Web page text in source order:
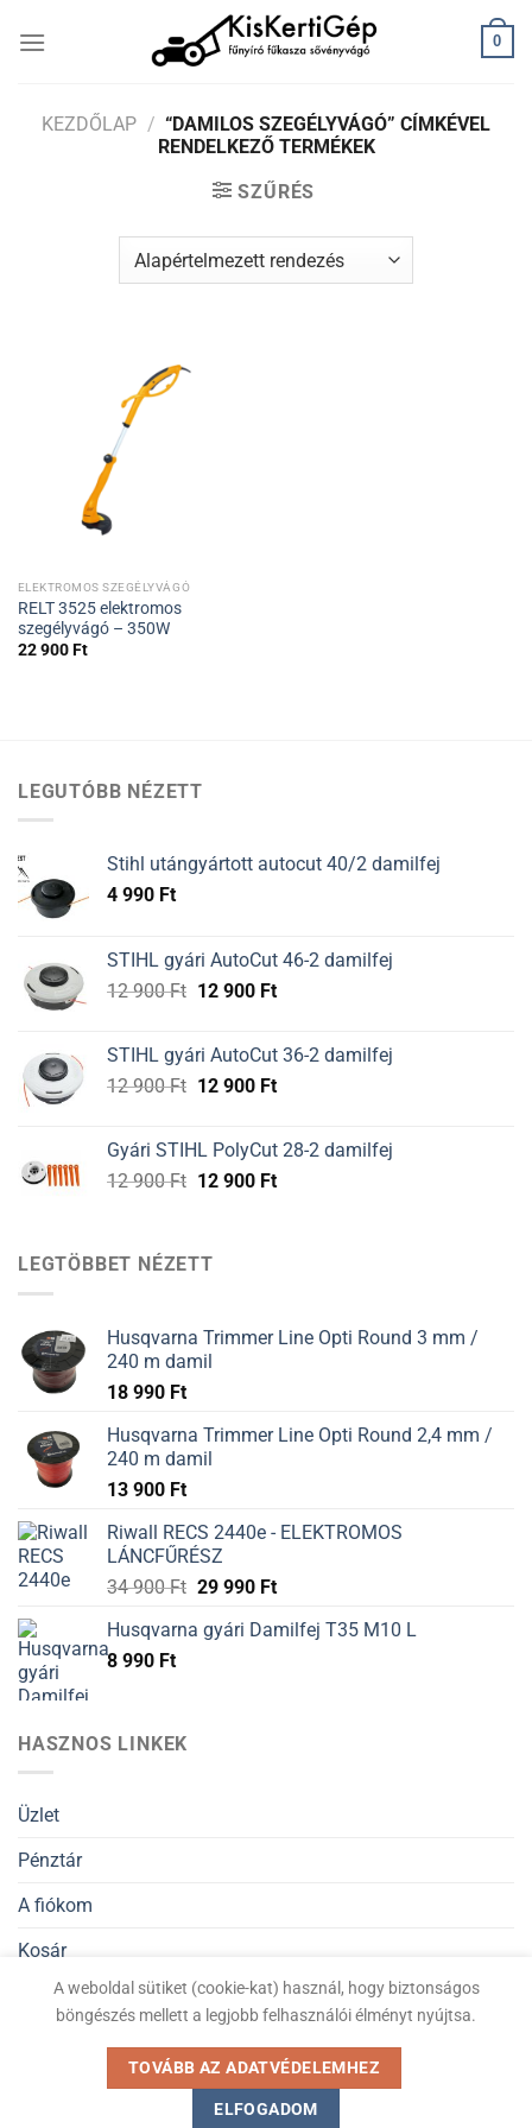
0
KEZDŐLAP / “DAMILOS SZEGÉLYVÁGÓ” CÍMKÉVEL
RENDELKEZŐ TERMÉKEK
SZŰRÉS
ELEKTROMOS SZEGÉLYVÁGÓ
RELT 3525 elektromos
szegélyvágó – 350W
22 900Ft
LEGUTÓBB NÉZETT
Stihl utángyártott autocut 40/2 damilfej
4 990 Ft
STIHL gyári AutoCut 46-2 damilfej
12 900Ft Original
12
900 Ft.
12 900 FtCurrent
12
900 Ft.
STIHL gyári AutoCut 36-2 damilfej
12 900Ft Original
12
900 Ft.
12 900 FtCurrent
12
900 Ft.
Gyári STIHL PolyCut 28-2 damilfej
12 900Ft Original
12
12 900 FtCurrent
LEGTÖBBET NÉZETT
Husqvarna Trimmer Line Opti Round 3 mm /
240 m damil
18 990 Ft
Husqvarna Trimmer Line Opti Round 2,4 mm /
240 m damil
13 900 Ft
Riwall RECS 2440e - ELEKTROMOS
LÁNCFŰRÉSZ
34 900Ft 29 990 Ft
Husqvarna gyári Damilfej T35 M10 L
8 990 Ft
HASZNOS LINKEK
Üzlet
Pénztár
A fiókom
Kosár
Általános Szerződési Feltételek
Kiskertigep.hu © Minden jog fenntartva 2026
A weboldal sütiket (cookie-kat) használ, hogy biztonságos
böngészés mellett a legjobb felhasználói élményt nyújtsa.
TOVÁBB AZ ADATVÉDELEMHEZ
ELFOGADOM